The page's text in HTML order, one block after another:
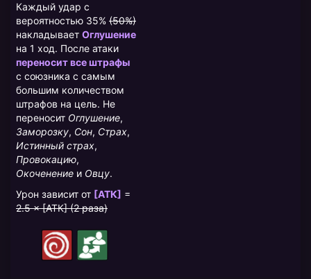
Каждый удар с
вероятностью 35% (50%)
накладывает Оглушение
на 1 ход. После атаки
переносит все штрафы
с союзника с самым
большим количеством
штрафов на цель. Не
переносит Оглушение,
Заморозку, Сон, Страх,
Истинный страх,
Провокацию,
Окоченение и Овцу.
Урон зависит от [АТК] =
2.5 × [АТК] (2 раза)